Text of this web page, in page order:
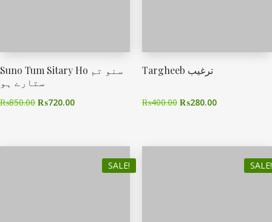
Suno Tum Sitary Ho سنو تم
ستارے ہو
₨850.00 ₨720.00
Targheeb ترغیب
₨400.00 ₨280.00
SALE! SALE!